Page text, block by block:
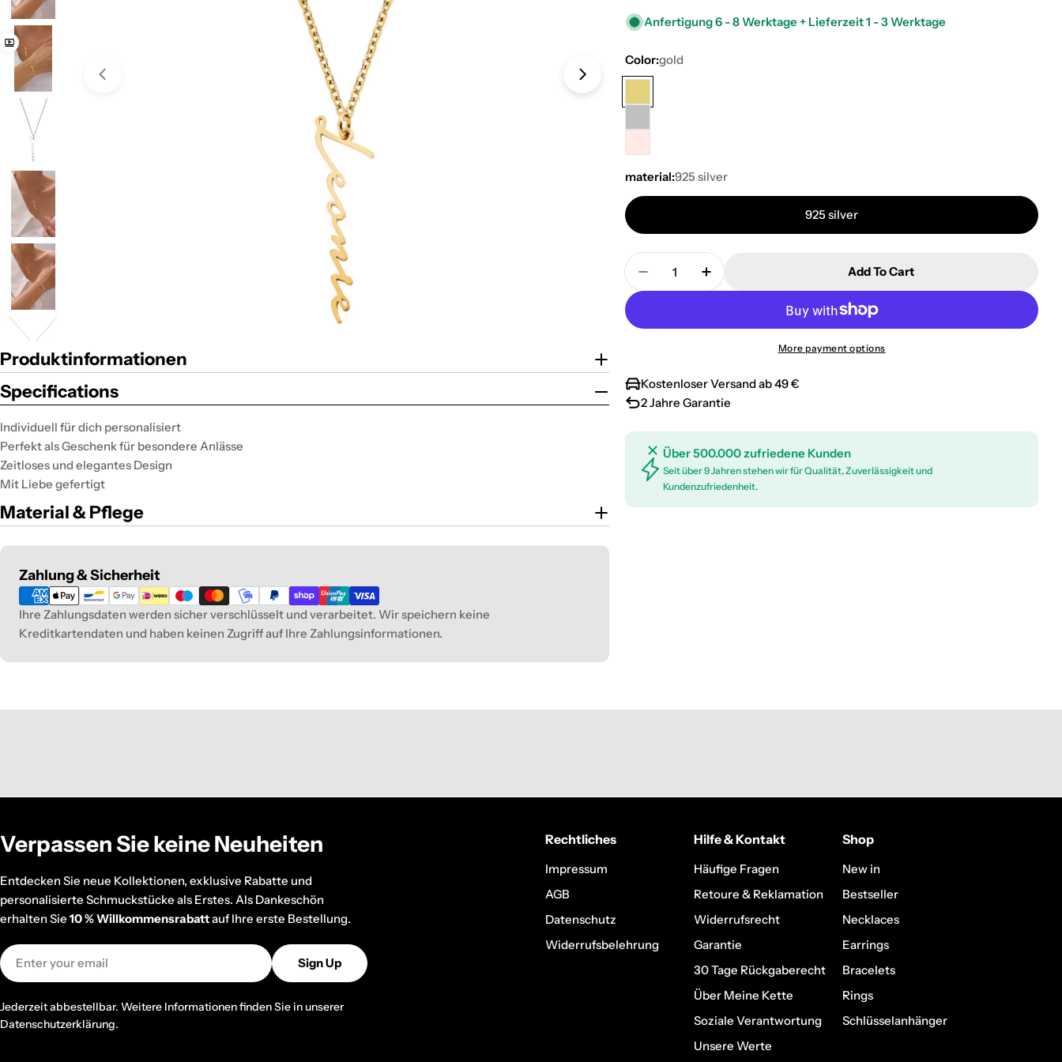
Open media 0 in modal
Open media 1 in modal
Produktinformationen
Specifications
Individuell für dich personalisiert
Perfekt als Geschenk für besondere Anlässe
Zeitloses und elegantes Design
Mit Liebe gefertigt
Material & Pflege
Zahlung & Sicherheit
Payment
methods
Ihre Zahlungsdaten werden sicher verschlüsselt und verarbeitet. Wir speichern keine
Kreditkartendaten und haben keinen Zugriff auf Ihre Zahlungsinformationen.
Anfertigung 6 - 8 Werktage + Lieferzeit 1 - 3 Werktage
Color:gold
material:925 silver
925 silver
Quantity
Decrease Quantity For Name Chain - Vertical Notera Variant
Increase Quantity For Name Chain - Vertical Notera
Add To Cart
More payment options
Kostenloser Versand ab 49 €
2 Jahre Garantie
Über 500.000 zufriedene Kunden
Seit über 9 Jahren stehen wir für Qualität, Zuverlässigkeit und
Kundenzufriedenheit.
Verpassen Sie keine Neuheiten
Entdecken Sie neue Kollektionen, exklusive Rabatte und
personalisierte Schmuckstücke als Erstes. Als Dankeschön
erhalten Sie 10 % Willkommensrabattauf Ihre erste Bestellung.
Email
Sign Up
Jederzeit abbestellbar. Weitere Informationen finden Sie in unserer
Datenschutzerklärung.
Rechtliches
Impressum
AGB
Datenschutz
Widerrufsbelehrung
Hilfe & Kontakt
Häufige Fragen
Retoure & Reklamation
Widerrufsrecht
Garantie
30 Tage Rückgaberecht
Über Meine Kette
Soziale Verantwortung
Unsere Werte
Shop
New in
Bestseller
Necklaces
Earrings
Bracelets
Rings
Schlüsselanhänger